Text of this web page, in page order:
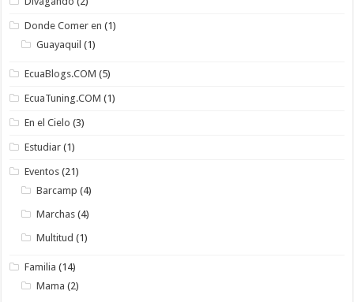
Donde Comer en (1)
Guayaquil (1)
EcuaBlogs.COM (5)
EcuaTuning.COM (1)
En el Cielo (3)
Estudiar (1)
Eventos (21)
Barcamp (4)
Marchas (4)
Multitud (1)
Familia (14)
Mama (2)